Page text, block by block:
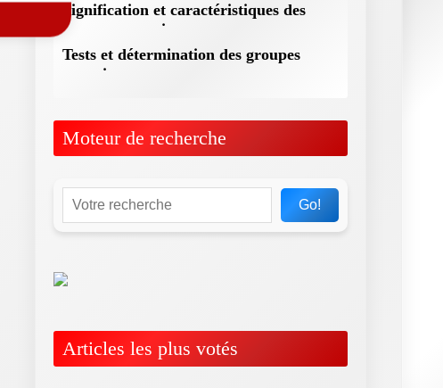
Signification et caractéristiques des
groupes sanguins
Tests et détermination des groupes
sanguins
Moteur de recherche
Go!
Articles les plus votés